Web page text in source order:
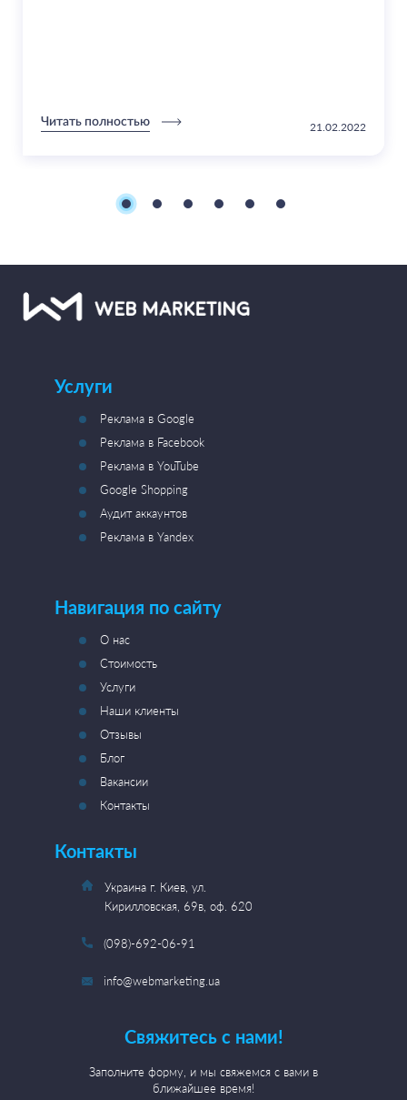
Читать полностью 21.02.2022
Услуги
Реклама в Google
Реклама в Facebook
Реклама в YouTube
Google Shopping
Аудит аккаунтов
Реклама в Yandex
Навигация по сайту
О нас
Стоимость
Услуги
Наши клиенты
Отзывы
Блог
Вакансии
Контакты
Контакты
Украина г. Киев, ул.
Кирилловская, 69в, оф. 620
(098)-692-06-91
info@webmarketing.ua
Свяжитесь с нами!
Заполните форму, и мы свяжемся с вами в
ближайшее время!